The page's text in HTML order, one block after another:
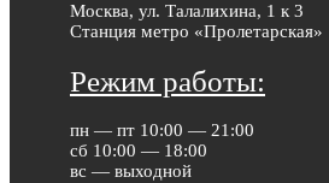
Москва, ул. Талалихина, 1 к 3
Станция метро «Пролетарская»
Режим работы:
пн — пт 10:00 — 21:00
сб 10:00 — 18:00
вс — выходной